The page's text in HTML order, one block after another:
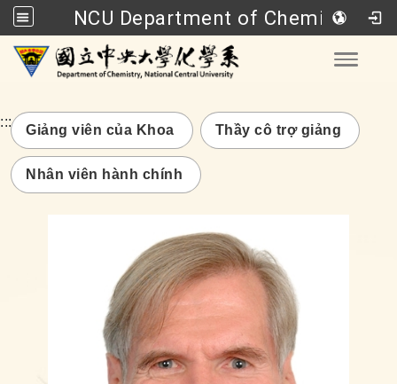
NCU Department of Chemistry
Go to main content
:::
Giảng viên của Khoa Thầy cô trợ giảng
Nhân viên hành chính